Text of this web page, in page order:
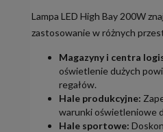
Lampa LED High Bay 200W
zastosowanie w różnych
Magazyny i centra
oświetlenie dużych
regałów.
Hale produkcyjne:
warunki oświetleniowe
Hale sportowe: